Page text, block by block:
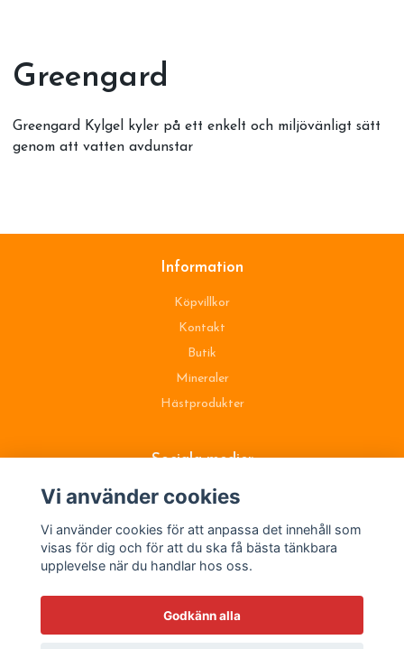
Greengard
Greengard Kylgel kyler på ett enkelt och miljövänligt sätt
genom att vatten avdunstar
Information
Köpvillkor
Kontakt
Butik
Mineraler
Hästprodukter
Sociala medier
Vi använder cookies
Vi använder cookies för att anpassa det innehåll som
visas för dig och för att du ska få bästa tänkbara
upplevelse när du handlar hos oss.
Godkänn alla